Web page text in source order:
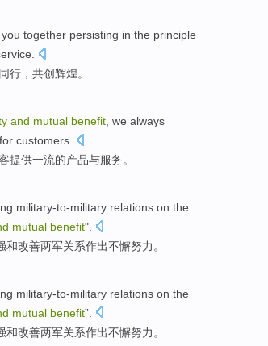
you together persisting in the principle
同行， 共创辉煌。
and mutual benefit we always
for customers
提供一流的产品与服务。
military-to-military relations on the
mutual benefit".
和改善两军关系作出不懈努力 。
military-to-military relations on the
mutual benefit”.
和改善两军关系作出不懈努力 。